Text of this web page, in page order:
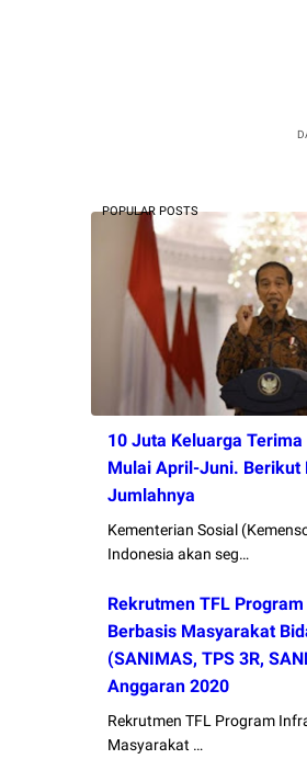
POPULAR POSTS
10 Juta Keluarga Terima
Mulai April-Juni. Berikut
Jumlahnya
Kementerian Sosial
Indonesia akan seg…
Rekrutmen TFL
Berbasis Masyarakat
(SANIMAS, TPS 3R,
Anggaran 2020
Rekrutmen TFL Program
Masyarakat …